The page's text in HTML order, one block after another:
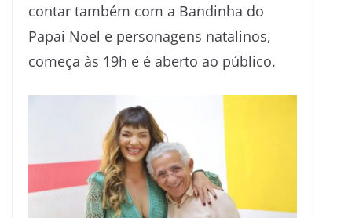
contar também com a Bandinha do
Papai Noel e personagens natalinos,
começa às 19h e é aberto ao público.